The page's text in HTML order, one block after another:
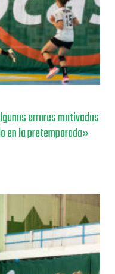
errores motivados
en la pretemporada»